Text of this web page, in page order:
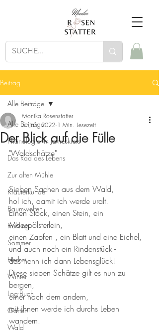
Beitrag
Alle Beiträge
Phänologie im Jahreskreis
Das Rad des Lebens
Zur alten Mühle
Kräuterkunde
Baumwelten
Frühling
Sommer
Herbst
Winter
Log-Buch
Garten
Wald
Alle Beiträge
Der Blick auf die Fülle
Monika Rosenstatter
5. Jan. 2022 1 Min. Lesezeit
"Waldschätze"
Sieben Sachen aus dem Wald,
hol ich, damit ich werde uralt.
Einen Stock, einen Stein, ein
Moospölsterlein,
einen Zapfen , ein Blatt und eine Eichel,
und auch noch ein Rindenstück -
das nenn ich dann Lebensglück!
Diese sieben Schätze gilt es nun zu
bergen,
einer nach dem andern,
mit ihnen werde ich durchs Leben
wandern.